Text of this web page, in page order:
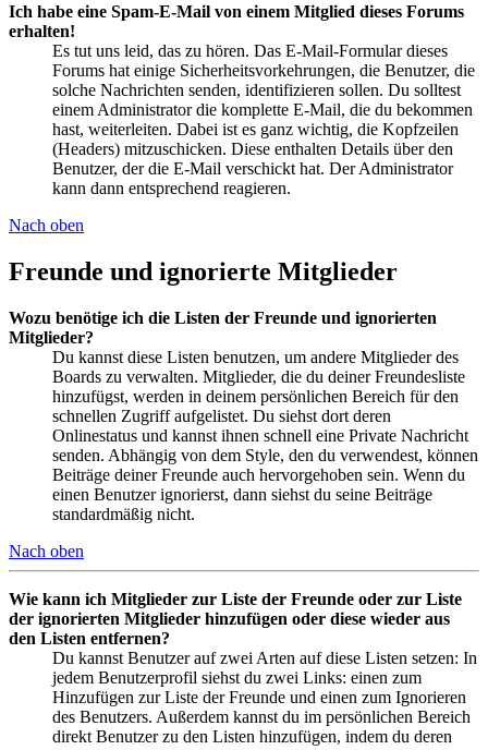
Ich habe eine Spam-E-Mail von einem Mitglied dieses Forums
erhalten!
Es tut uns leid, das zu hören. Das E-Mail-Formular dieses
Forums hat einige Sicherheitsvorkehrungen, die Benutzer, die
solche Nachrichten senden, identifizieren sollen. Du solltest
einem Administrator die komplette E-Mail, die du bekommen
hast, weiterleiten. Dabei ist es ganz wichtig, die Kopfzeilen
(Headers) mitzuschicken. Diese enthalten Details über den
Benutzer, der die E-Mail verschickt hat. Der Administrator
kann dann entsprechend reagieren.
Nach oben
Freunde und ignorierte Mitglieder
Wozu benötige ich die Listen der Freunde und ignorierten
Mitglieder?
Du kannst diese Listen benutzen, um andere Mitglieder des
Boards zu verwalten. Mitglieder, die du deiner Freundesliste
hinzufügst, werden in deinem persönlichen Bereich für den
schnellen Zugriff aufgelistet. Du siehst dort deren
Onlinestatus und kannst ihnen schnell eine Private Nachricht
senden. Abhängig von dem Style, den du verwendest, können
Beiträge deiner Freunde auch hervorgehoben sein. Wenn du
einen Benutzer ignorierst, dann siehst du seine Beiträge
standardmäßig nicht.
Nach oben
Wie kann ich Mitglieder zur Liste der Freunde oder zur Liste
der ignorierten Mitglieder hinzufügen oder diese wieder aus
den Listen entfernen?
Du kannst Benutzer auf zwei Arten auf diese Listen setzen: In
jedem Benutzerprofil siehst du zwei Links: einen zum
Hinzufügen zur Liste der Freunde und einen zum Ignorieren
des Benutzers. Außerdem kannst du im persönlichen Bereich
direkt Benutzer zu den Listen hinzufügen, indem du deren